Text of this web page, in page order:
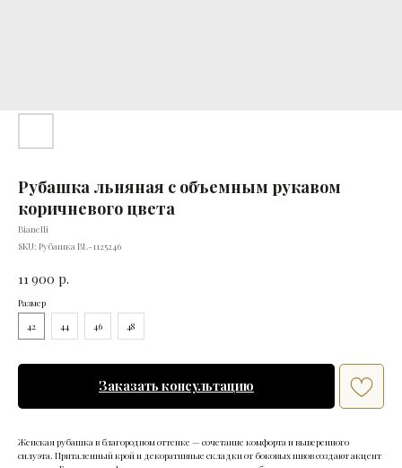
Рубашка льняная с объемным рукавом
коричневого цвета
Bianelli
SKU: Рубашка BL-1125246
11 900 р.
Размер
42
44 46 48
Заказать консультацию
Женская рубашка в благородном оттенке — сочетание комфорта и выверенного
силуэта. Приталенный крой и декоративные складки от боковых швов создают акцент